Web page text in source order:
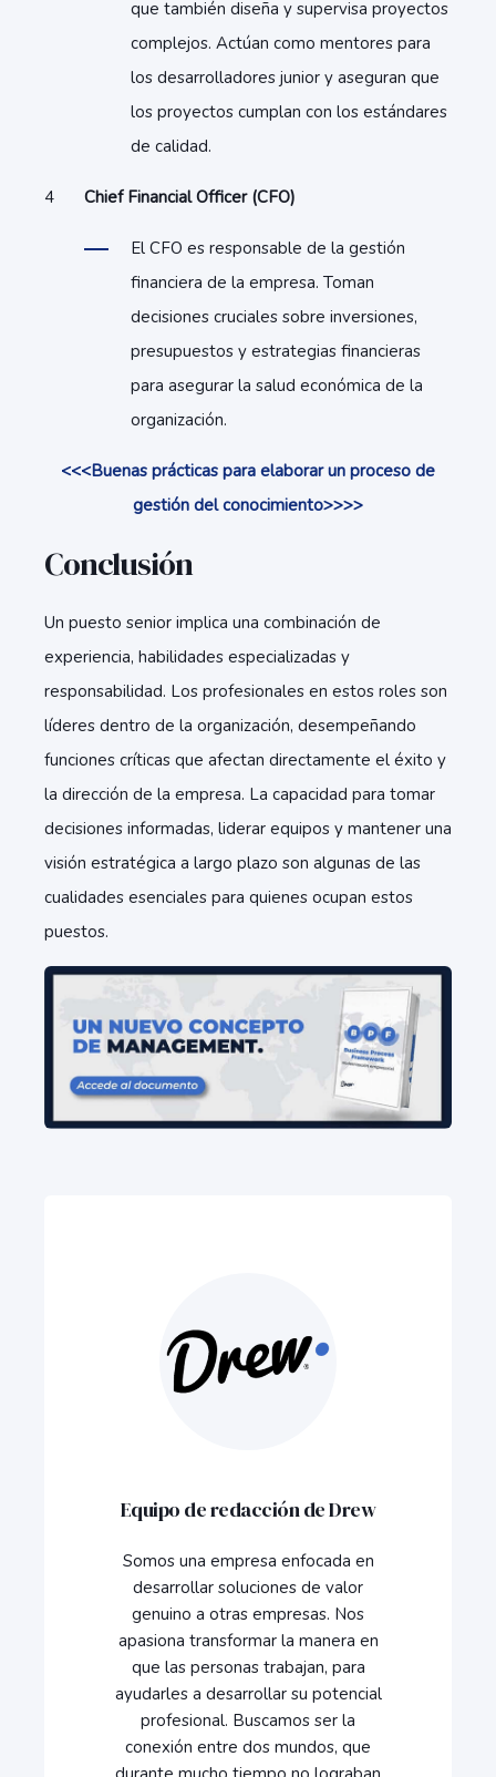
que también diseña y supervisa proyectos
complejos. Actúan como mentores para
los desarrolladores junior y aseguran que
los proyectos cumplan con los estándares
de calidad.
Chief Financial Officer (CFO)
El CFO es responsable de la gestión
financiera de la empresa. Toman
decisiones cruciales sobre inversiones,
presupuestos y estrategias financieras
para asegurar la salud económica de la
organización.
<<<Buenas prácticas para elaborar un proceso de
gestión del conocimiento>>>>
Conclusión
Un puesto senior implica una combinación de
experiencia, habilidades especializadas y
responsabilidad. Los profesionales en estos roles son
líderes dentro de la organización, desempeñando
funciones críticas que afectan directamente el éxito y
la dirección de la empresa. La capacidad para tomar
decisiones informadas, liderar equipos y mantener una
visión estratégica a largo plazo son algunas de las
cualidades esenciales para quienes ocupan estos
puestos.
Equipo de redacción de Drew
Somos una empresa enfocada en
desarrollar soluciones de valor
genuino a otras empresas. Nos
apasiona transformar la manera en
que las personas trabajan, para
ayudarles a desarrollar su potencial
profesional. Buscamos ser la
conexión entre dos mundos, que